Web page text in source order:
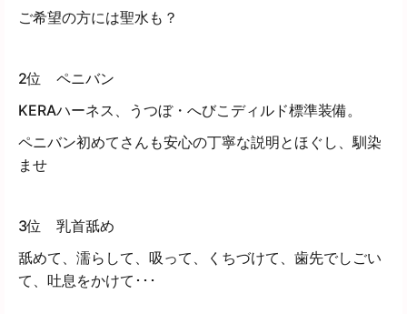
ご希望の方には聖水も？
2位 ペニバン
KERAハーネス、うつぼ・へびこディルド標準装備。
ペニバン初めてさんも安心の丁寧な説明とほぐし、馴染
ませ
3位 乳首舐め
舐めて、濡らして、吸って、くちづけて、歯先でしごい
て、吐息をかけて･･･